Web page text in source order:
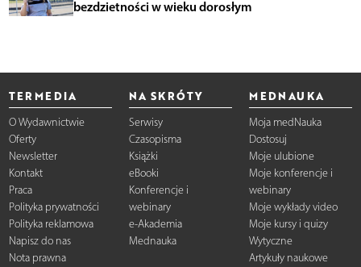
bezdzietności w wieku dorosłym
TERMEDIA
O Wydawnictwie
Oferty
Newsletter
Kontakt
Praca
Polityka prywatności
Polityka reklamowa
Napisz do nas
Nota prawna
NA SKRÓTY
Serwisy
Czasopisma
Książki
eBooki
Konferencje i
webinary
e-Akademia
Mednauka
MEDNAUKA
Moja medNauka
Dostosuj
Moje ulubione
Moje konferencje i
webinary
Moje wykłady video
Moje kursy i quizy
Wytyczne
Artykuły naukowe